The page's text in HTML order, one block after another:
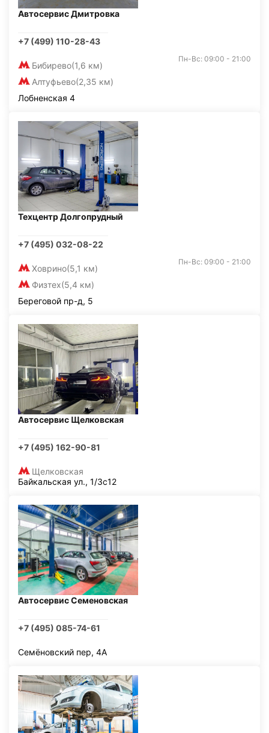
Автосервис Дмитровка
+7 (499) 110-28-43
Бибирево(1,6 км)
Алтуфьево(2,35 км)
Пн-Вс: 09:00 - 21:00
Лобненская 4
Техцентр Долгопрудный
+7 (495) 032-08-22
Ховрино(5,1 км)
Физтех(5,4 км)
Пн-Вс: 09:00 - 21:00
Береговой пр-д, 5
Автосервис Щелковская
+7 (495) 162-90-81
Щелковская
Байкальская ул., 1/3с12
Автосервис Семеновская
+7 (495) 085-74-61
Семёновский пер, 4А